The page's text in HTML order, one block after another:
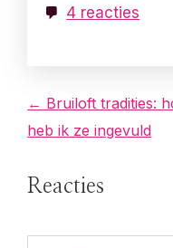
4 reacties
B
e
r
← Bruiloft tradities:
heb ik ze ingevuld
Reacties